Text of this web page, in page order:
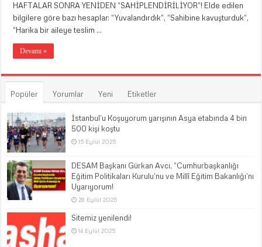
HAFTALAR SONRA YENİDEN “SAHİPLENDİRİLİYOR”! Elde edilen
bilgilere göre bazı hesaplar: “Yuvalandırdık”, “Sahibine kavuşturduk”,
“Harika bir aileye teslim …
Devamı »
Popüler Yorumlar Yeni Etiketler
İstanbul’u Koşuyorum yarışının Asya etabında 4 bin
500 kişi koştu
15 Eylül 2025
DESAM Başkanı Gürkan Avcı, “Cumhurbaşkanlığı
Eğitim Politikaları Kurulu’nu ve Millî Eğitim Bakanlığı’nı
Uyarıyorum!
28 Eylül 2025
Sitemiz yenilendi!
14 Eylül 2025